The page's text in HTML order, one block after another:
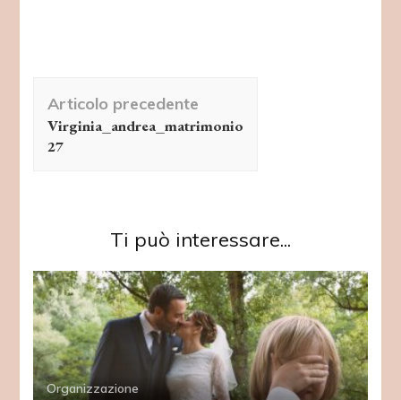
articolo
Articolo precedente
Virginia_andrea_matrimonio
27
Ti può interessare...
Organizzazione